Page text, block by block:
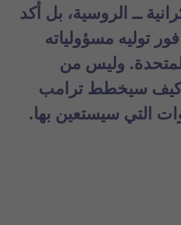
ــ الروسية، بل أكد
توليه مسؤولياته
وليس من
كيف سيخطط ترامب
التي سيستعين بها.